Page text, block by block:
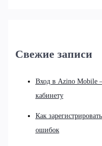
Свежие записи
Вход в Azino Mobile
кабинету
Как
ошибок